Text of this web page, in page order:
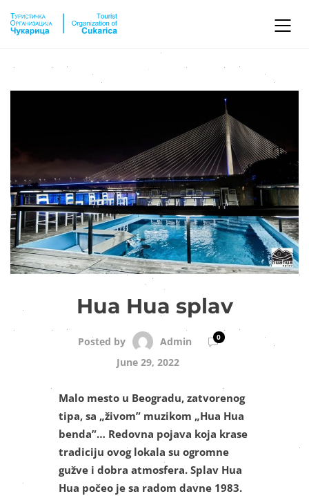
Hua Hua splav
Posted by Admin 0
June 29, 2022
Malo mesto u Beogradu, zatvorenog
tipa, sa „živom” muzikom „Hua Hua
benda”… Redovna pojava koja krase
tradiciju ovog lokala su ogromne
gužve i dobra atmosfera. Splav Hua
Hua počeo je sa radom davne 1983.